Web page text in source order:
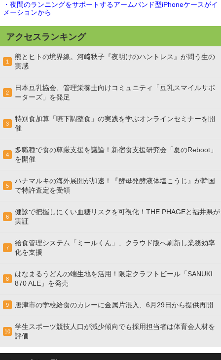
・夜間のランニングをサポートするアームバンド型iPhoneケースがイ
メーションから
アクセスランキング
1
熊とヒトの境界線。河﨑秋子『夜明けのハントレス』が問う生の
実感
2
日本豆乳協会、管理栄養士向けコミュニティ「豆乳スマイルサポ
ーターズ」を発足
3
特別食加算「嚥下調整食」の実践を学ぶオンラインセミナーを開
催
4
多職種で食の尊厳支援を議論！新宿食支援研究会「夏のReboot」
を開催
5
ハナマルキの海外展開が加速！『酵母発酵液体塩こうじ』が韓国
で特許査定を受領
6
健診で把握しにくい血糖リスクを可視化！THE PHAGEと福井県が
実証
7
給食管理システム「ミールくん」、クラウド版へ刷新し業務効率
化を支援
8
はなまるうどんの端生地を活用！限定クラフトビール「SANUKI
870 ALE」を発売
9 唐津市の学校給食のカレーに金属片混入、6月29日から提供再開
10
学生スポーツ競技人口が減少傾向でも採用担当者は体育会人材を
評価